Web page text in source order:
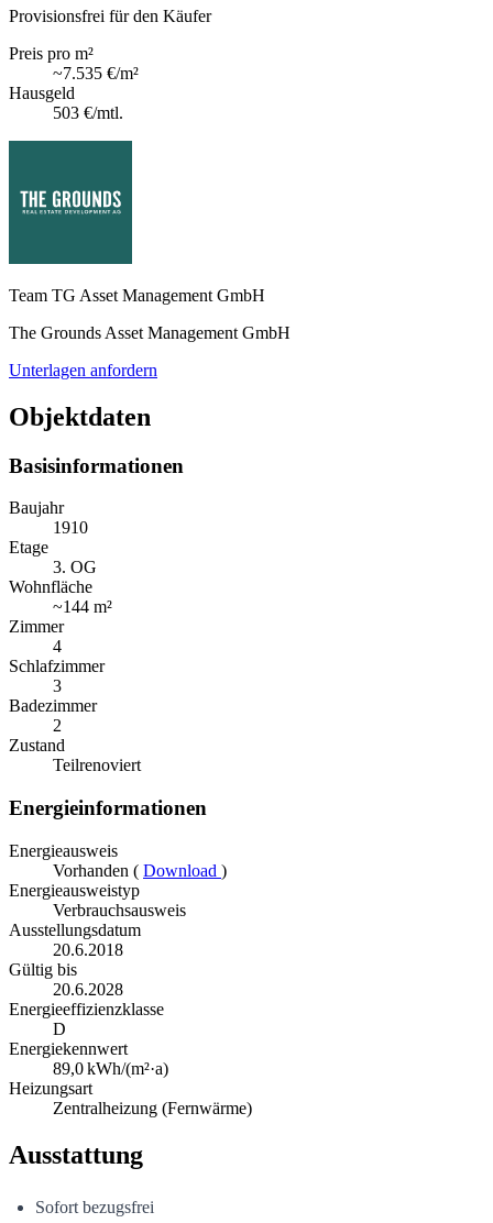
Provisionsfrei für den Käufer
Preis pro m²
~7.535 €/m²
Hausgeld
503 €/mtl.
Team TG Asset Management GmbH
The Grounds Asset Management GmbH
Unterlagen anfordern
Objektdaten
Basisinformationen
Baujahr
1910
Etage
3. OG
Wohnfläche
~144 m²
Zimmer
4
Schlafzimmer
3
Badezimmer
2
Zustand
Teilrenoviert
Energieinformationen
Energieausweis
Vorhanden ( Download )
Energieausweistyp
Verbrauchsausweis
Ausstellungsdatum
20.6.2018
Gültig bis
20.6.2028
Energieeffizienzklasse
D
Energiekennwert
89,0kWh/(m²·a)
Heizungsart
Zentralheizung (Fernwärme)
Ausstattung
Sofort bezugsfrei